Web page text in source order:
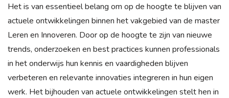
Het is van essentieel belang om op de hoogte te blijven van
actuele ontwikkelingen binnen het vakgebied van de master
Leren en Innoveren. Door op de hoogte te zijn van nieuwe
trends, onderzoeken en best practices kunnen professionals
in het onderwijs hun kennis en vaardigheden blijven
verbeteren en relevante innovaties integreren in hun eigen
werk. Het bijhouden van actuele ontwikkelingen stelt hen in